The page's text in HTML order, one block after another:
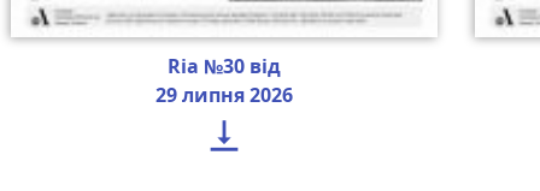
Ria №30 від
29 липня 2026
